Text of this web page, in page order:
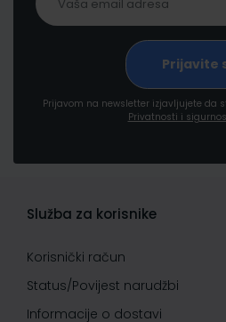
Prijavom na newsletter izjavljujete da
Privatnosti i
Služba za korisnike
Korisnički račun
Status/Povijest narudžbi
Informacije o dostavi